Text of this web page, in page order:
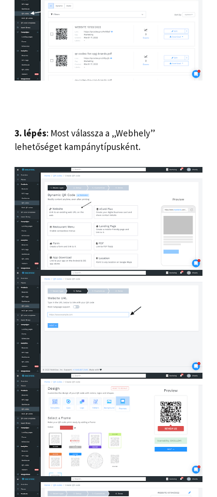
3. lépés: Most válassza a „Webhely”
lehetőséget kampánytípusként.